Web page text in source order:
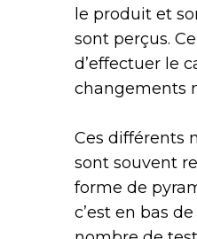
le produit et
sont perçus.
d’effectuer le
changements
Ces différents
sont souvent
forme de
c’est en bas